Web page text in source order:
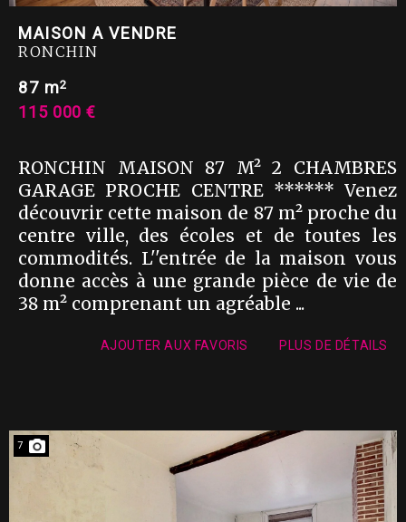
MAISON A VENDRE
RONCHIN
87 m2
115 000 €
RONCHIN MAISON 87 M² 2 CHAMBRES
GARAGE PROCHE CENTRE ****** Venez
découvrir cette maison de 87 m² proche du
centre ville, des écoles et de toutes les
commodités. L''entrée de la maison vous
donne accès à une grande pièce de vie de
38 m² comprenant un agréable ...
AJOUTER AUX FAVORIS PLUS DE DÉTAILS
7